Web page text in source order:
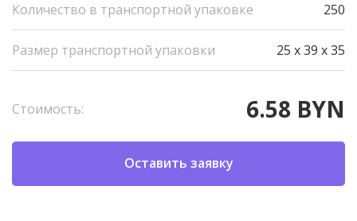
Количество в транспортной упаковке 250
Размер транспортной упаковки 25 x 39 x 35
Стоимость: 6.58 BYN
Оставить заявку